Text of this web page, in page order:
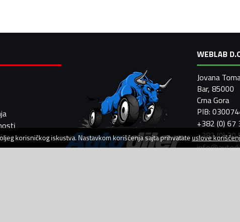
WEBLAB
Jovana
Bar, 85000
Crna Gora
PIB:
+382 (0) 67
+382 (0) 30
korisničkog iskustva. Nastavkom korišćenja sajta prihvatateuslove